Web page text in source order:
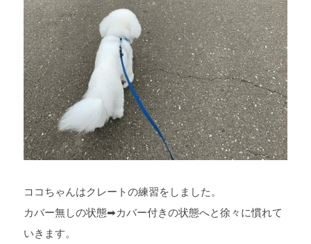
ココちゃんはクレートの練習をしました。
カバー無しの状態➡カバー付きの状態へと徐々に慣れて
いきます。